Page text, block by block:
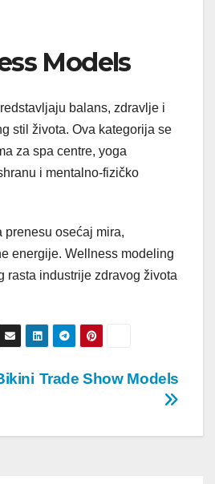
Models
balans, zdravlje i
stil života. Ova kategorija se
za spa centre, yoga
i mentalno-fizičko
prenesu osećaj mira,
energije. Wellness modeling
rasta industrije zdravog života
Trade Show Models